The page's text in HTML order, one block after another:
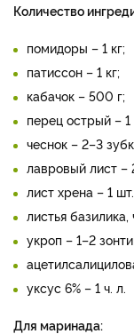
Количество
помидоры – 1 кг;
патиссон – 1 кг;
кабачок – 500 г;
перец острый – 1
чеснок – 2–3
лавровый лист –
лист хрена – 1
листья
укроп – 1–2
уксус 6% – 1 ч. л.
Для маринада: